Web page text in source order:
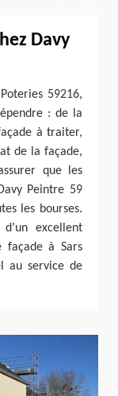
Davy
59216,
: de la
à traiter,
de la façade,
que les
Peintre 59
les bourses.
excellent
façade à Sars
au service de